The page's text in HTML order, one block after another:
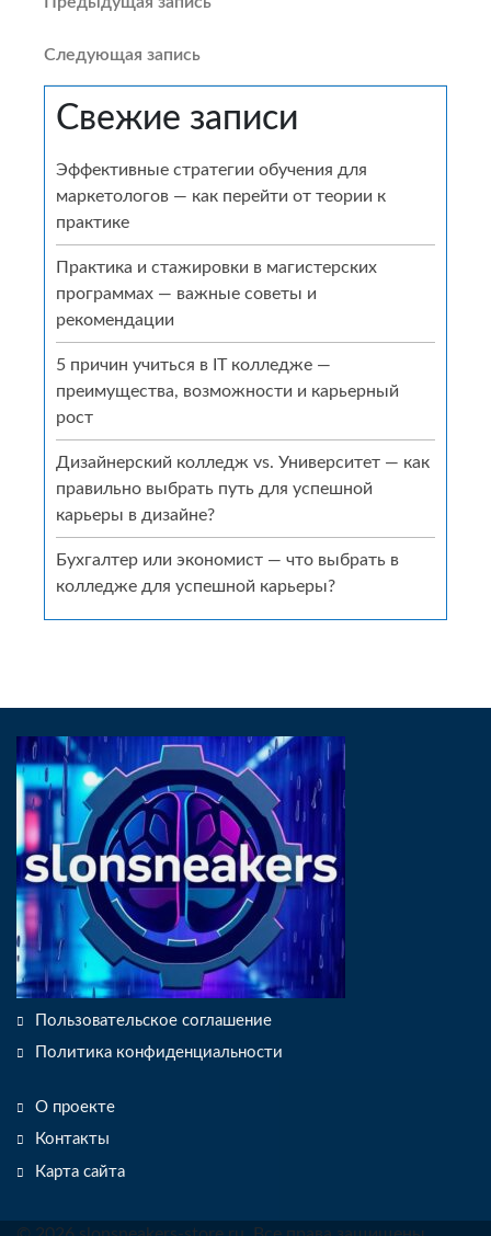
Навигация
по
записям
Следующая
Следующая запись
Свежие записи
Эффективные стратегии обучения для
маркетологов — как перейти от теории к
практике
Практика и стажировки в магистерских
программах — важные советы и
рекомендации
5 причин учиться в IT колледже —
преимущества, возможности и карьерный
рост
Дизайнерский колледж vs. Университет — как
правильно выбрать путь для успешной
карьеры в дизайне?
Бухгалтер или экономист — что выбрать в
колледже для успешной карьеры?
Пользовательское соглашение
Политика конфиденциальности
О проекте
Контакты
Карта сайта